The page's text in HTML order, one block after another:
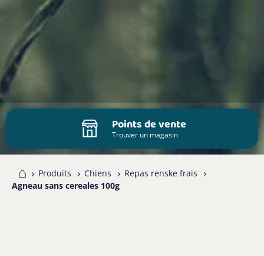
Points de vente
Trouver un magasin
Produits Chiens
Repas renske frais
Agneau sans cereales 100g